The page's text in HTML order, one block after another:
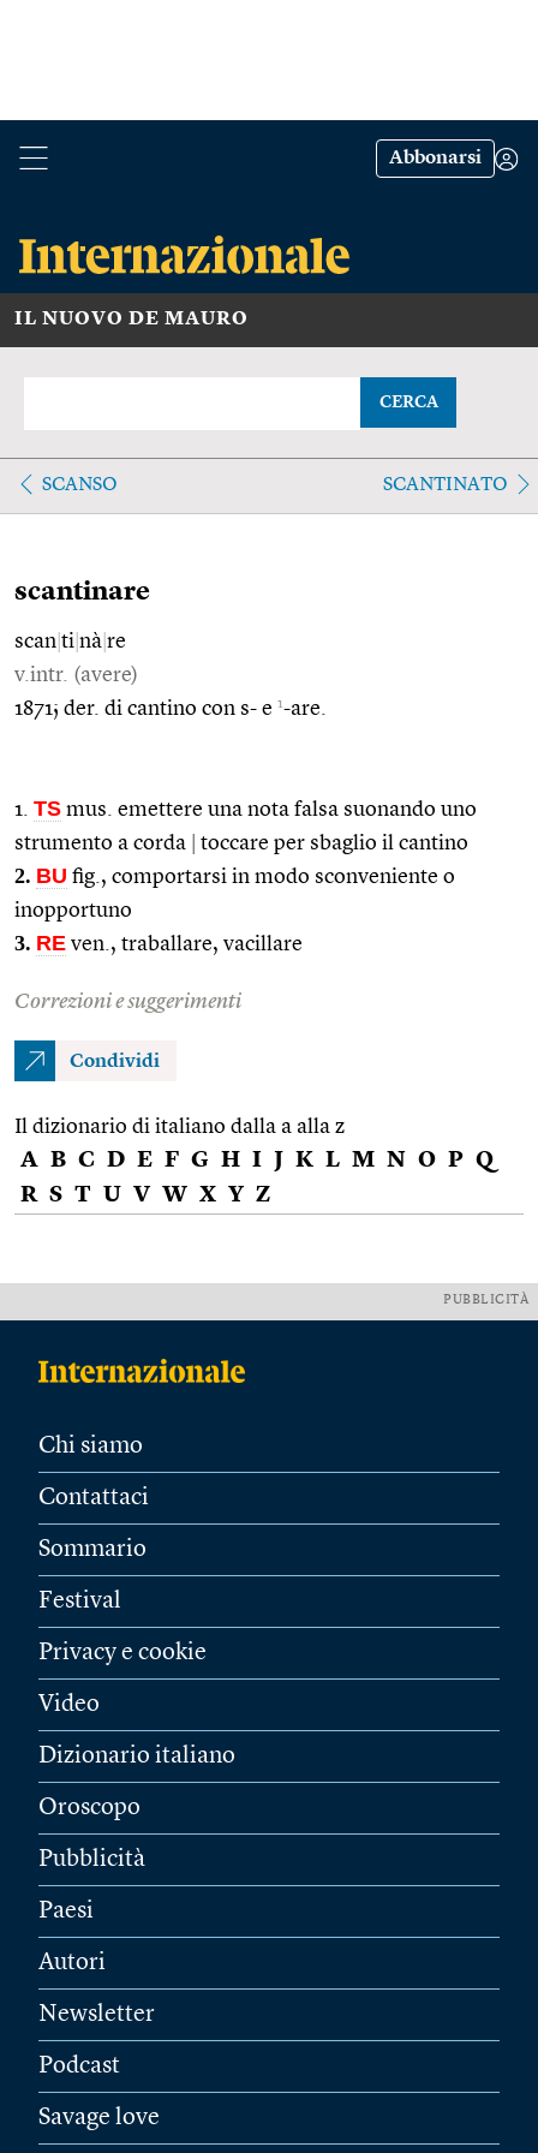
Abbonarsi
IL NUOVO DE MAURO
CERCA
SCANSO SCANTINATO
scantinare
scan ti nà re
v.intr. (avere)
1871; der. di cantino con s- e 1-are.
1. TS mus. emettere una nota falsa suonando uno
strumento a corda
toccare per sbaglio il cantino
2. BU fig., comportarsi in modo sconveniente o
inopportuno
3. RE ven., traballare, vacillare
Correzioni e suggerimenti
Condividi
Il dizionario di italiano dalla a alla z
A B C D E F G H I J K L M N O P Q
R S T U V W X Y Z
PUBBLICITÀ
Chi siamo
Contattaci
Sommario
Festival
Privacy e cookie
Video
Dizionario italiano
Oroscopo
Pubblicità
Paesi
Autori
Newsletter
Podcast
Savage love